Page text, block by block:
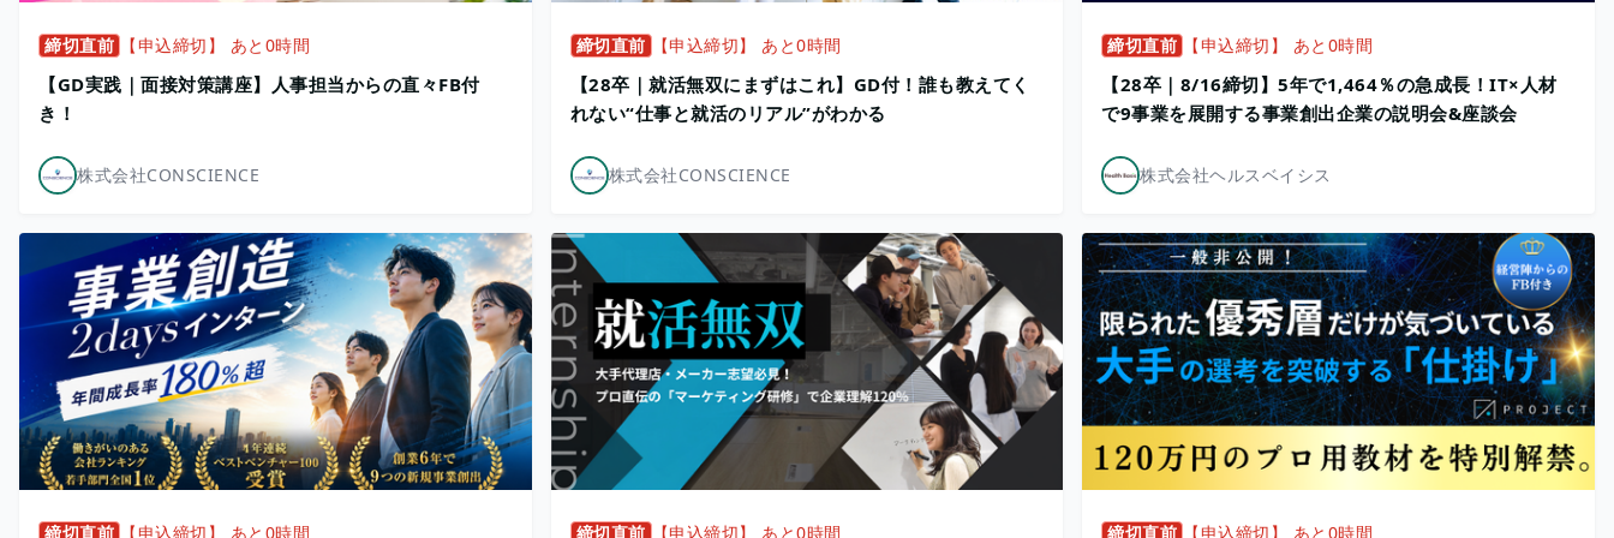
締切直前 【申込締切】 あと0時間
【GD実践｜面接対策講座】人事担当からの直々FB付
き！
株式会社CONSCIENCE
締切直前 【申込締切】 あと0時間
【28卒｜就活無双にまずはこれ】GD付！誰も教えてく
れない“仕事と就活のリアル”がわかる
株式会社CONSCIENCE
締切直前 【申込締切】 あと0時間
【28卒｜8/16締切】5年で1,464％の急成長！IT×人材
で9事業を展開する事業創出企業の説明会&座談会
株式会社ヘルスベイシス
締切直前 【申込締切】 あと0時間 締切直前 【申込締切】 あと0時間 締切直前 【申込締切】 あと0時間